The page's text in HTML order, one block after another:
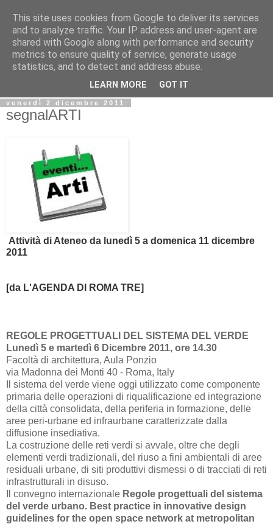
Biblio@rti in
Il Blog della Biblioteca di Area delle arti per condividere
informazioni iniziative incontri
venerdì 2 dicembre 2011
segnalARTI
Attività di Ateneo da lunedì 5 a domenica 11 dicembre
2011
[da L'AGENDA DI ROMA TRE]
REGOLE PROGETTUALI DEL SISTEMA DEL VERDE
Lunedì 5 e martedì 6 Dicembre 2011, ore 14.30
Facoltà di architettura, Aula Ponzio
via Madonna dei Monti 40 - Roma, Italy
Il sistema del verde viene oggi utilizzato come componente
primaria delle operazioni di riqualificazione ed integrazione
della città consolidata, della periferia in formazione, delle
aree peri-urbane ed infraurbane caratterizzate dalla
diffusione insediativa.
La costruzione delle reti verdi si avvale, oltre che degli
elementi verdi tradizionali, del riuso a fini ambientali di aree
residuali urbane, di siti produttivi dismessi o di tracciati di reti
infrastrutturali in disuso.
Il convegno internazionale Regole progettuali del sistema
del verde urbano. Best practice in innovative design
guidelines for the open space network at metropolitan
This site uses cookies from Google to deliver its services
and to analyze traffic. Your IP address and user-agent are
shared with Google along with performance and security
metrics to ensure quality of service, generate usage
statistics, and to detect and address abuse.
LEARN MORE GOT IT